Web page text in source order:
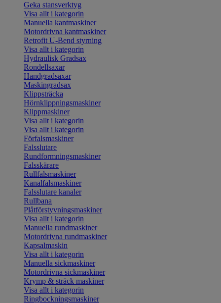
Geka stansverktyg
Visa allt i kategorin
Manuella kantmaskiner
Motordrivna kantmaskiner
Retrofit U-Bend styrning
Visa allt i kategorin
Hydraulisk Gradsax
Rondellsaxar
Handgradsaxar
Maskingradsax
Klippsträcka
Hörnklippningsmaskiner
Klippmaskiner
Visa allt i kategorin
Visa allt i kategorin
Förfalsmaskiner
Falsslutare
Rundformningsmaskiner
Falsskärare
Rullfalsmaskiner
Kanalfalsmaskiner
Falsslutare kanaler
Rullbana
Plåtförstyvningsmaskiner
Visa allt i kategorin
Manuella rundmaskiner
Motordrivna rundmaskiner
Kapsalmaskin
Visa allt i kategorin
Manuella sickmaskiner
Motordrivna sickmaskiner
Krymp & sträck maskiner
Visa allt i kategorin
Ringbockningsmaskiner